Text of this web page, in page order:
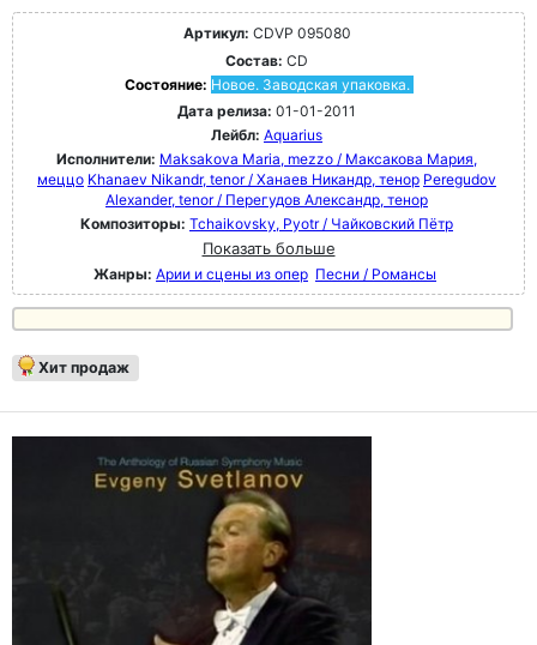
Артикул: CDVP 095080
Состав: CD
Состояние: Новое. Заводская упаковка.
Дата релиза: 01-01-2011
Лейбл: Aquarius
Исполнители: Maksakova Maria, mezzo / Максакова Мария,
меццо Khanaev Nikandr, tenor / Ханаев Никандр, тенор Peregudov
Alexander, tenor / Перегудов Александр, тенор
Композиторы: Tchaikovsky, Pyotr / Чайковский Пётр
Показать больше
Жанры: Арии и сцены из опер Песни / Романсы
Хит продаж